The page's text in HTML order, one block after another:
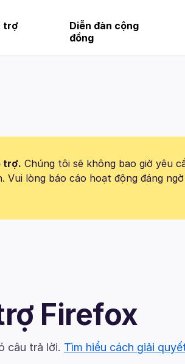
trợ
Diễn đàn cộng
đồng
trợ. Chúng tôi sẽ không bao giờ yêu
Vui lòng báo cáo hoạt động đáng
Firefox
câu trả lời. Tìm hiểu cách giải